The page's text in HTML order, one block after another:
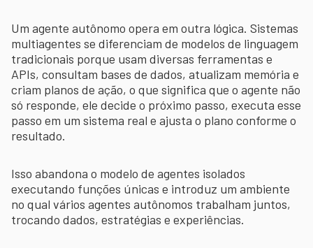
Um agente autônomo opera em outra lógica. Sistemas
multiagentes se diferenciam de modelos de linguagem
tradicionais porque usam diversas ferramentas e
APIs, consultam bases de dados, atualizam memória e
criam planos de ação, o que significa que o agente não
só responde, ele decide o próximo passo, executa esse
passo em um sistema real e ajusta o plano conforme o
resultado.
Isso abandona o modelo de agentes isolados
executando funções únicas e introduz um ambiente
no qual vários agentes autônomos trabalham juntos,
trocando dados, estratégias e experiências.